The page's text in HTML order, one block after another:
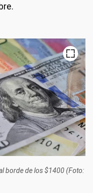
borde de los $1400 (Foto: